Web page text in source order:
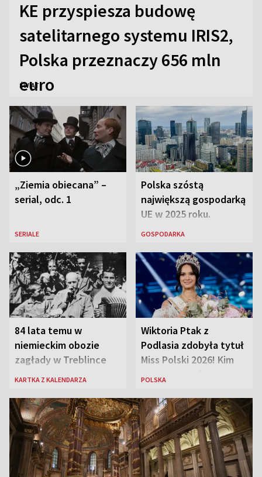
KE przyspiesza budowę
satelitarnego systemu IRIS2,
Polska przeznaczy 656 mln
euro
ŚWIAT
„Ziemia obiecana” –
serial, odc. 1
SERIALE
Polska szóstą
największą gospodarką
UE w 2025 roku.
Najnowsze dane
GOSPODARKA
84 lata temu w
niemieckim obozie
zagłady w Treblince
zmarł Janusz Korczak
KARTKA Z KALENDARZA
Wiktoria Ptak z
Podlasia zdobyła tytuł
Miss Polski 2026! Kim
jest nowa królowa
POLSKA